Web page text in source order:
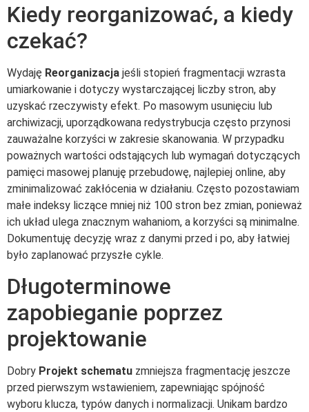
Kiedy reorganizować, a kiedy
czekać?
Wydaję Reorganizacja jeśli stopień fragmentacji wzrasta
umiarkowanie i dotyczy wystarczającej liczby stron, aby
uzyskać rzeczywisty efekt. Po masowym usunięciu lub
archiwizacji, uporządkowana redystrybucja często przynosi
zauważalne korzyści w zakresie skanowania. W przypadku
poważnych wartości odstających lub wymagań dotyczących
pamięci masowej planuję przebudowę, najlepiej online, aby
zminimalizować zakłócenia w działaniu. Często pozostawiam
małe indeksy liczące mniej niż 100 stron bez zmian, ponieważ
ich układ ulega znacznym wahaniom, a korzyści są minimalne.
Dokumentuję decyzję wraz z danymi przed i po, aby łatwiej
było zaplanować przyszłe cykle.
Długoterminowe
zapobieganie poprzez
projektowanie
Dobry Projekt schematu zmniejsza fragmentację jeszcze
przed pierwszym wstawieniem, zapewniając spójność
wyboru klucza, typów danych i normalizacji. Unikam bardzo